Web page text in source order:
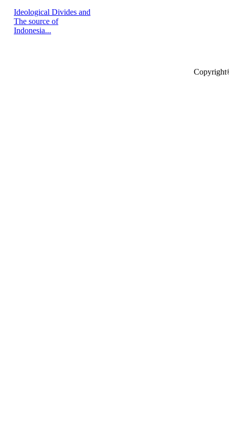
Ideological Divides and
The source of
Indonesia...